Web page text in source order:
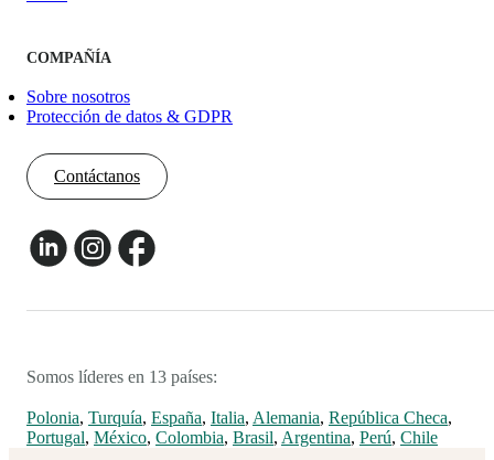
COMPAÑÍA
Sobre nosotros
Protección de datos & GDPR
Contáctanos
Somos líderes en 13 países:
Polonia, Turquía, España, Italia, Alemania, República Checa,
Portugal, México, Colombia, Brasil, Argentina, Perú, Chile